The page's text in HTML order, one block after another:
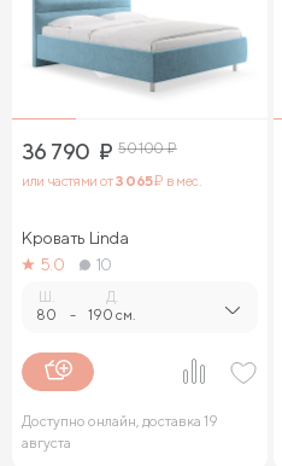
36 790 ₽ 50 100₽
или частями от3 065₽ в мес.
Кровать Linda
5.0
10
Ш.
80 -
Д.
190 см.
Доступно онлайн, доставка 19
августа